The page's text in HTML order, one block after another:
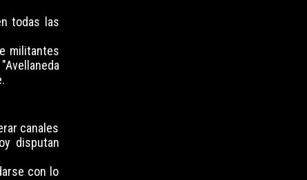
todas las
militantes
canales
disputan
con lo